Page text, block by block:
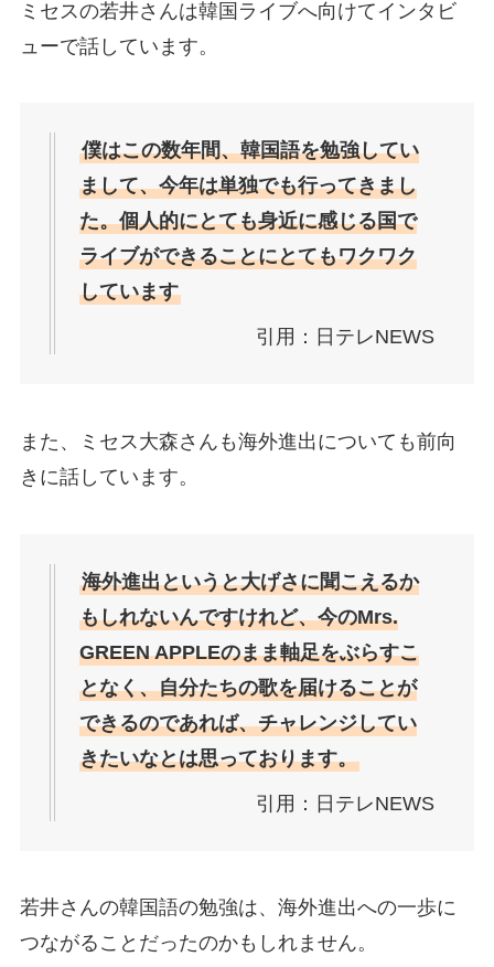
ミセスの若井さんは韓国ライブへ向けてインタビ
ューで話しています。
僕はこの数年間、韓国語を勉強してい
まして、今年は単独でも行ってきまし
た。個人的にとても身近に感じる国で
ライブができることにとてもワクワク
しています
引用：日テレNEWS
また、ミセス大森さんも海外進出についても前向
きに話しています。
海外進出というと大げさに聞こえるか
もしれないんですけれど、今のMrs.
GREEN APPLEのまま軸足をぶらすこ
となく、自分たちの歌を届けることが
できるのであれば、チャレンジしてい
きたいなとは思っております。
引用：日テレNEWS
若井さんの韓国語の勉強は、海外進出への一歩に
つながることだったのかもしれません。